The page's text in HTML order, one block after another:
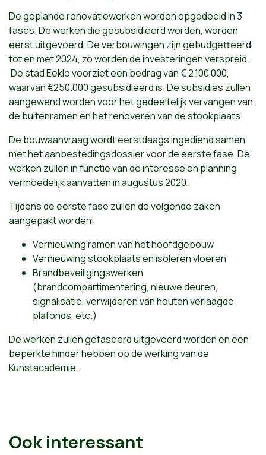
De geplande renovatiewerken worden opgedeeld in 3
fases. De werken die gesubsidieerd worden, worden
eerst uitgevoerd. De verbouwingen zijn gebudgetteerd
tot en met 2024, zo worden de investeringen verspreid.
De stad Eeklo voorziet een bedrag van € 2.100 000,
waarvan €250.000 gesubsidieerd is. De subsidies zullen
aangewend worden voor het gedeeltelijk vervangen van
de buitenramen en het renoveren van de stookplaats.
De bouwaanvraag wordt eerstdaags ingediend samen
met het aanbestedingsdossier voor de eerste fase. De
werken zullen in functie van de interesse en planning
vermoedelijk aanvatten in augustus 2020.
Tijdens de eerste fase zullen de volgende zaken
aangepakt worden:
Vernieuwing ramen van het hoofdgebouw
Vernieuwing stookplaats en isoleren vloeren
Brandbeveiligingswerken
(brandcompartimentering, nieuwe deuren,
signalisatie, verwijderen van houten verlaagde
plafonds, etc.)
De werken zullen gefaseerd uitgevoerd worden en een
beperkte hinder hebben op de werking van de
Kunstacademie.
Ook interessant